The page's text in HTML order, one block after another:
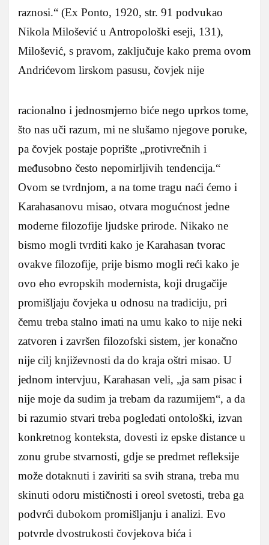
raznosi.“ (Ex Ponto, 1920, str. 91 podvukao
Nikola Milošević u Antropološki eseji, 131),
Milošević, s pravom, zaključuje kako prema ovom
Andrićevom lirskom pasusu, čovjek nije
racionalno i jednosmjerno biće nego uprkos tome,
što nas uči razum, mi ne slušamo njegove poruke,
pa čovjek postaje poprište „protivrečnih i
međusobno često nepomirljivih tendencija.“
Ovom se tvrdnjom, a na tome tragu naći ćemo i
Karahasanovu misao, otvara mogućnost jedne
moderne filozofije ljudske prirode. Nikako ne
bismo mogli tvrditi kako je Karahasan tvorac
ovakve filozofije, prije bismo mogli reći kako je
ovo eho evropskih modernista, koji drugačije
promišljaju čovjeka u odnosu na tradiciju, pri
čemu treba stalno imati na umu kako to nije neki
zatvoren i završen filozofski sistem, jer konačno
nije cilj književnosti da do kraja oštri misao. U
jednom intervjuu, Karahasan veli, „ja sam pisac i
nije moje da sudim ja trebam da razumijem“, a da
bi razumio stvari treba pogledati ontološki, izvan
konkretnog konteksta, dovesti iz epske distance u
zonu grube stvarnosti, gdje se predmet refleksije
može dotaknuti i zaviriti sa svih strana, treba mu
skinuti odoru mističnosti i oreol svetosti, treba ga
podvrći dubokom promišljanju i analizi. Evo
potvrde dvostrukosti čovjekova bića i